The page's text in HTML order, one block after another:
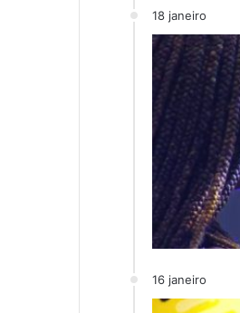
18 janeiro
16 janeiro